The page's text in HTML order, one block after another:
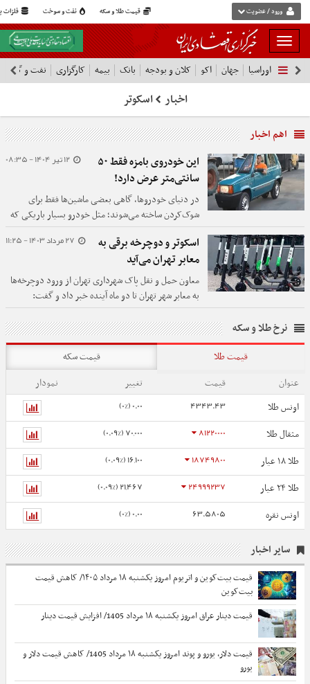
قیمت طلا و سکه نفت و سوخت فلزات ورود / عضویت
بار
و
بسته
نمودن
اوراسیا جهان اکو کلان و بودجه بانک بیمه کارگزاری نفت و گاز
اخبار اسکوتر
اهم اخبار
12 تیر 1404 - 08:35
این خودروی بامزه فقط ۵۰
سانتی‌متر عرض دارد!
در دنیای خودروها، گاهی بعضی ماشین‌ها فقط برای
شوک‌کردن ساخته می‌شوند؛ مثل خودرو بسیار باریکی که
باور نمی‌کنید واقعاً حرکت می‌کند.
27 مرداد 1403 - 11:25
اسکوتر و دوچرخه برقی به
معابر تهران می‌آید
معاون حمل و نقل پاک شهرداری تهران از ورود دوچرخه‌ها
به معابر شهر تهران تا دو ماه آینده خبر داد و گفت:
استفاده از اسکوتر و دوچرخه برقی در دستور کار قرار دارد
که تا پایان سال مناقصه آن برگزار می‌شود.
نرخ طلا و سکه
قیمت طلا
قیمت سکه
عنوان
قیمت تغییر
نمودار
اونس طلا
4343.43
0.00 (0%)
مثقال طلا 81220000
70,000 (0.09%)
طلا ۱۸ عیار 18749800
16,100 (0.09%)
طلا ۲۴ عیار 24999237
21,467 (0.09%)
اونس نقره 63.5805
0.00 (0%)
سایر اخبار
قیمت بیت‌کوین و اتریوم امروز یکشنبه ۱۸ مرداد ۱۴۰۵/ کاهش قیمت
بیت‌کوین
قیمت دینار عراق امروز یکشنبه ۱۸ مرداد 1405/ افزایش قیمت دینار
قیمت دلار، یورو و پوند امروز یکشنبه ۱۸ مرداد 1405/ کاهش قیمت دلار و
یورو